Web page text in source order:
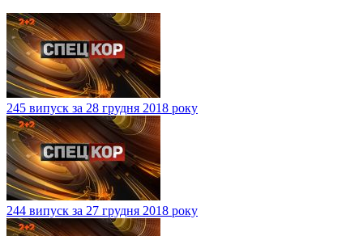
245 випуск за 28 грудня 2018 року
244 випуск за 27 грудня 2018 року